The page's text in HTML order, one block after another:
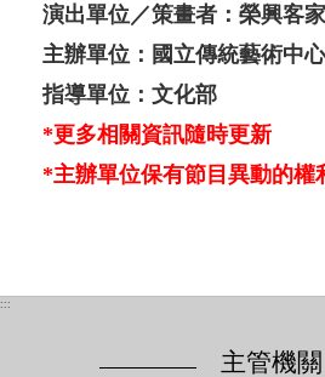
演出單位／策畫者：榮興客
主辦單位：國立傳統藝術中心
指導單位：文化部
*更多相關資訊隨時更新
*主辦單位保有節目異動的權
:::
主管機關